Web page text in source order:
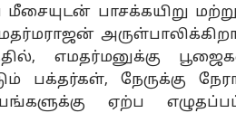
பாசக்கயிறு
எமதர்மனுக்கு
பக்தர்கள், நேருக்கு
ஏற்ப
டாப் ரீல்ஸ்
தமிழ்நாடு